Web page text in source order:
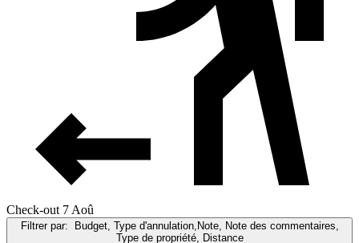
Check-out 7 Aoû
Filtrer par: Budget, Type d'annulation,Note, Note des commentaires,
Type de propriété, Distance